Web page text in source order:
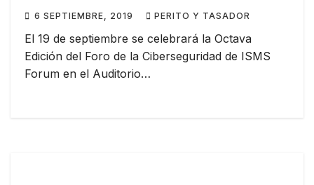
6 SEPTIEMBRE, 2019 PERITO Y TASADOR
El 19 de septiembre se celebrará la Octava
Edición del Foro de la Ciberseguridad de ISMS
Forum en el Auditorio…